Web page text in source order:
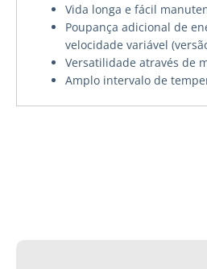
Vida longa e fácil
Poupança adicional de
velocidade variável
Versatilidade através de
Amplo intervalo de